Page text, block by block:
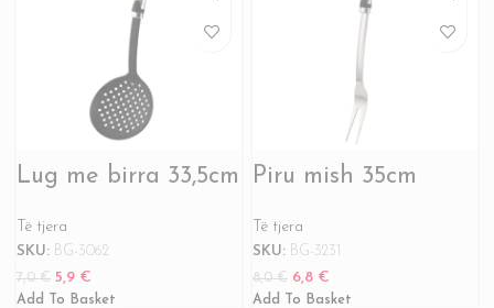
Lug me birra 33,5cm
Të tjera
SKU: BG-3062
7,0€ 5,9 €
Add To Basket
Piru mish 35cm
Të tjera
SKU: BG-3231
8,0€ 6,8 €
Add To Basket